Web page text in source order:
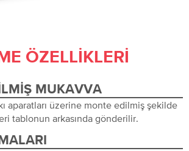
ÖZELLIKLERI
MUKAVVA
aparatları üzerine monte edilmiş şekilde
tablonun arkasında gönderilir.